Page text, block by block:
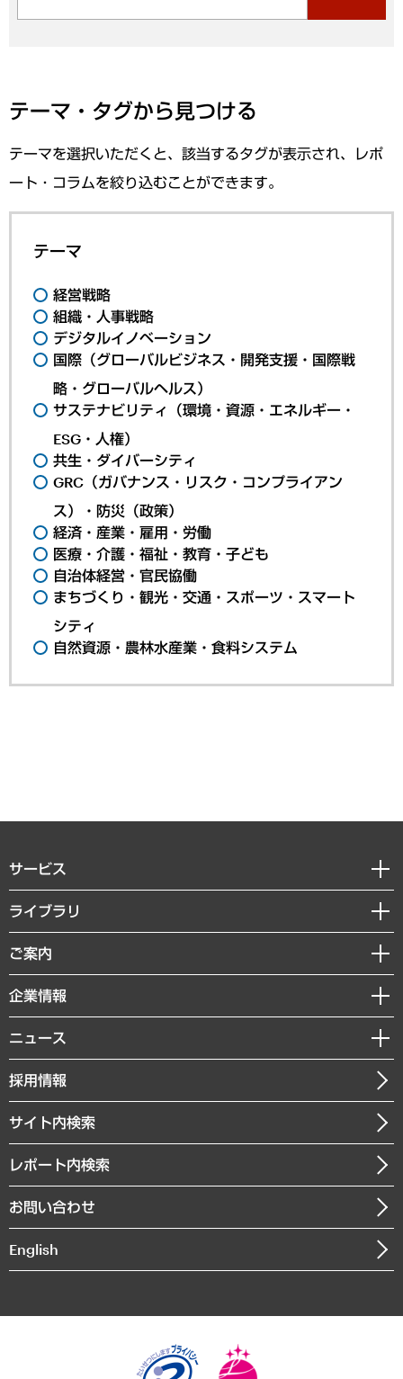
テーマ・タグから見つける
テーマを選択いただくと、該当するタグが表示され、レポ
ート・コラムを絞り込むことができます。
テーマ
経営戦略
組織・人事戦略
デジタルイノベーション
国際（グローバルビジネス・開発支援・国際戦
略・グローバルヘルス）
サステナビリティ（環境・資源・エネルギー・
ESG・人権）
共生・ダイバーシティ
GRC（ガバナンス・リスク・コンプライアン
ス）・防災（政策）
経済・産業・雇用・労働
医療・介護・福祉・教育・子ども
自治体経営・官民協働
まちづくり・観光・交通・スポーツ・スマート
シティ
自然資源・農林水産業・食料システム
サービス
経営戦略
組織・人事戦略
デジタルイノベーション
共生・ダイバーシティ
GRC（ガバナンス・リスク・コンプライアンス）・防災（政策）
経済・産業・雇用・労働
まちづくり・観光・交通・スポーツ・スマートシティ
自然資源・農林水産業・食料システム
ライブラリ
経済調査
レポート
コラム
経営用語集
受託・受注実績（官公庁関連）
メディア掲載・出演
ご案内
セミナー・イベント情報
MUFGビジネスセミナー
受託案件情報
企業情報
私たちの想い
社長メッセージ
会社概要
沿革
組織図・本部部室紹介
インドネシア現地法人
個人情報保護方針
ニュース
ニュースリリース
お知らせ
採用情報
サイト内検索
レポート内検索
お問い合わせ
English